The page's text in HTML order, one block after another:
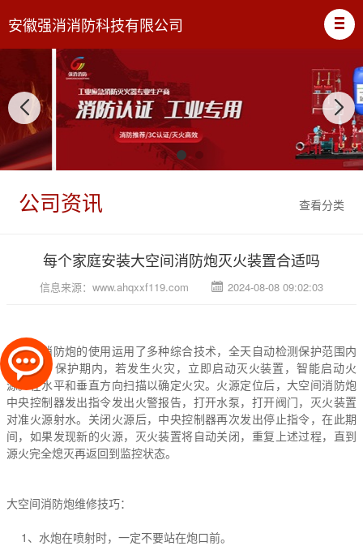
安徽强消消防科技有限公司
查看分类
公司资讯
每个家庭安装大空间消防炮灭火装置合适吗
信息来源： www.ahqxxf119.com 2024-08-08 09:02:03
大空间消防炮的使用运用了多种综合技术，全天自动检测保护范围内
的火灾。保护期内，若发生火灾，立即启动灭火装置，智能启动火
源。在水平和垂直方向扫描以确定火灾。火源定位后，大空间消防炮
中央控制器发出指令发出火警报告，打开水泵，打开阀门，灭火装置
对准火源射水。关闭火源后，中央控制器再次发出停止指令，在此期
间，如果发现新的火源，灭火装置将自动关闭，重复上述过程，直到
源火完全熄灭再返回到监控状态。
大空间消防炮维修技巧：
1、水炮在喷射时，一定不要站在炮口前。